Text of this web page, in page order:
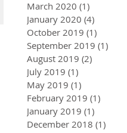
March 2020 (1)
January 2020 (4)
October 2019 (1)
September 2019 (1)
August 2019 (2)
July 2019 (1)
May 2019 (1)
February 2019 (1)
January 2019 (1)
December 2018 (1)